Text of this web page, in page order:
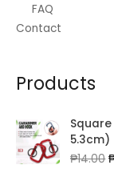
FAQ
Contact
Products
5.3cm)
₱14.00